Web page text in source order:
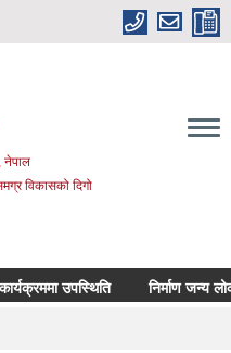
नेपाल
विकासको दिगो
उपस्थिति निर्माण जन्य लोकल